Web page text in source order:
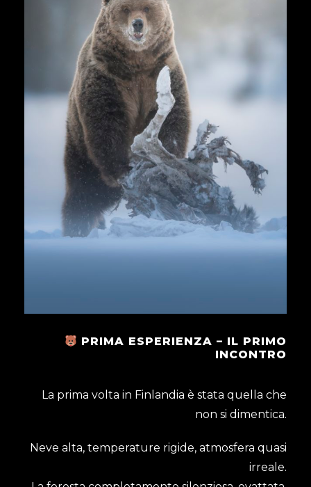
PRIMA ESPERIENZA – IL PRIMO
INCONTRO
La prima volta in Finlandia è stata quella che
non si dimentica.
Neve alta, temperature rigide, atmosfera quasi
irreale.